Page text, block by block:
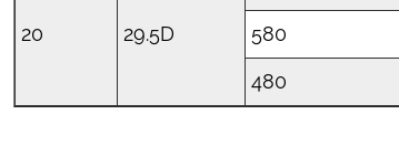
20 29.5D 580
480